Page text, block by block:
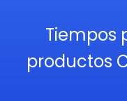
Tiempos
productos